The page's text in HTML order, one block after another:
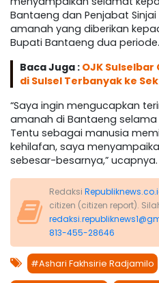
Bantaeng dan Penjabat
amanah yang diberikan
Bupati Bantaeng dua periode.
Baca Juga : OJK
di Sulsel Terbanyak ke
“Saya ingin mengucapkan
amanah di Bantaeng selama
Tentu sebagai manusia
kehilafan, saya
sebesar-besarnya,” ucapnya.
Redaksi
citizen (citizen report).
813-455-28646
#Ashari Fakhsirie Radjamilo